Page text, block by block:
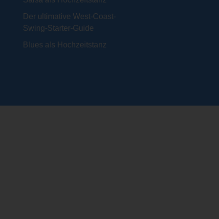
Der ultimative West-Coast-
Swing-Starter-Guide
Blues als Hochzeitstanz